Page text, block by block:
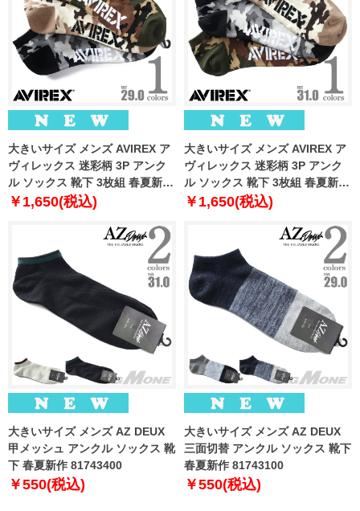
大きいサイズ メンズ AVIREX ア
ヴィレックス 迷彩柄 3P アンク
ル ソックス 靴下 3枚組 春夏新作
81713400
￥1,650(税込)
大きいサイズ メンズ AVIREX ア
ヴィレックス 迷彩柄 3P アンク
ル ソックス 靴下 3枚組 春夏新作
81713500
￥1,650(税込)
大きいサイズ メンズ AZ DEUX
甲メッシュ アンクル ソックス 靴
下 春夏新作 81743400
￥550(税込)
大きいサイズ メンズ AZ DEUX
三面切替 アンクル ソックス 靴下
春夏新作 81743100
￥550(税込)